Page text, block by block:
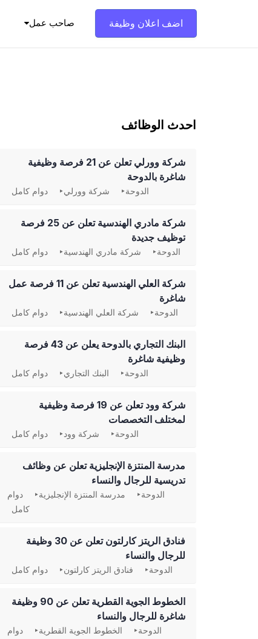
صاحب عمل اضف اعلان وظيفة
احدث الوظائف
شركة وورلي تعلن عن 21 فرصة وظيفية
شاغرة بالدوحة
الدوحة شركة وورلي دوام كامل
شركة مادري الهندسية تعلن عن 25 فرصة
توظيف جديدة
الدوحة شركة مادري الهندسية دوام كامل
شركة العلي الهندسية تعلن عن 11 فرصة عمل
شاغرة
الدوحة شركة العلي الهندسية دوام كامل
‏البنك التجاري بالدوحة يعلن عن 43 فرصة
وظيفية شاغرة
الدوحة البنك التجاري دوام كامل
شركة وود تعلن عن 19 فرصة وظيفية
لمختلف التخصصات
الدوحة شركة وود دوام كامل
مدرسة المنتزة الإنجليزية تعلن عن وظائف
تدريسية للرجال والنساء
الدوحة مدرسة المنتزة الإنجليزية
دوام
كامل
فنادق الريتز كارلتون تعلن عن 30 وظيفة
للرجال والنساء
الدوحة فنادق الريتز كارلتون دوام كامل
الخطوط الجوية القطرية تعلن عن 90 وظيفة
شاغرة للرجال والنساء
الدوحة الخطوط الجوية القطرية
دوام